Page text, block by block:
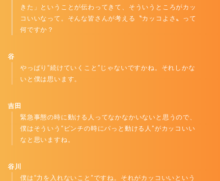
きた」ということが伝わってきて、そういうところがカッ
コいいなって。そんな皆さんが考える〝カッコよさ〟って
何ですか？
谷
やっぱり“続けていくこと”じゃないですかね。それしかな
いと僕は思います。
吉田
緊急事態の時に動ける人ってなかなかいないと思うので、
僕はそういう“ピンチの時にパっと動ける人”がカッコいい
なと思いますね。
谷川
僕は“力を入れないこと”ですね。それがカッコいいという